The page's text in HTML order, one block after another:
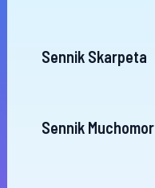
Sennik Skarpeta
Sennik Muchomor